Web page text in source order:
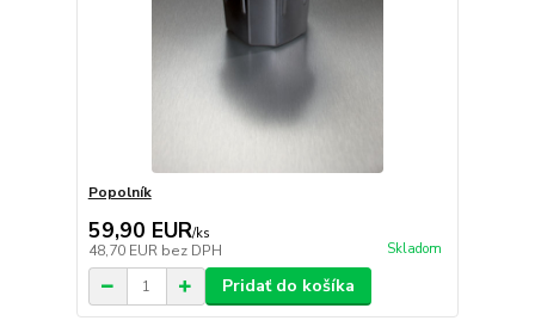
Popolník
59,90 EUR/ks
48,70 EUR bez DPH Skladom
Pridať do košíka